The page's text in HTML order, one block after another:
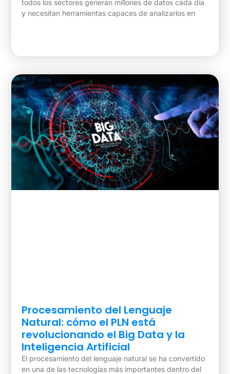
todos los sectores generan millones de datos cada día
y necesitan herramientas capaces de analizarlos en
Procesamiento del Lenguaje
Natural: cómo el PLN está
revolucionando el Big Data y la
Inteligencia Artificial
El procesamiento del lenguaje natural se ha convertido
en una de las tecnologías más importantes dentro del